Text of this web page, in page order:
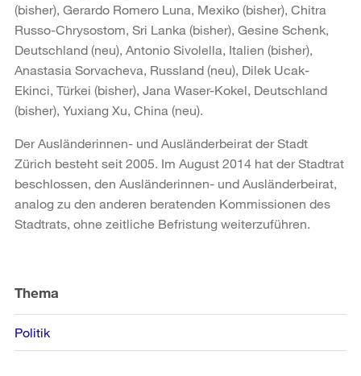
(bisher), Gerardo Romero Luna, Mexiko (bisher), Chitra
Russo-Chrysostom, Sri Lanka (bisher), Gesine Schenk,
Deutschland (neu), Antonio Sivolella, Italien (bisher),
Anastasia Sorvacheva, Russland (neu), Dilek Ucak-
Ekinci, Türkei (bisher), Jana Waser-Kokel, Deutschland
(bisher), Yuxiang Xu, China (neu).
Der Ausländerinnen- und Ausländerbeirat der Stadt
Zürich besteht seit 2005. Im August 2014 hat der Stadtrat
beschlossen, den Ausländerinnen- und Ausländerbeirat,
analog zu den anderen beratenden Kommissionen des
Stadtrats, ohne zeitliche Befristung weiterzuführen.
Informationen
Thema
Politik